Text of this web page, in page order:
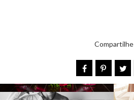
Compartilhe